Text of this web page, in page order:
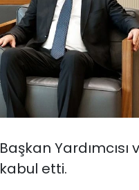
Yardımcısı
etti.